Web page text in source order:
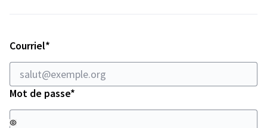
Courriel*
Mot de passe*